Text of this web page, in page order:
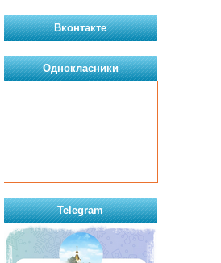
Вконтакте
Однокласники
Telegram